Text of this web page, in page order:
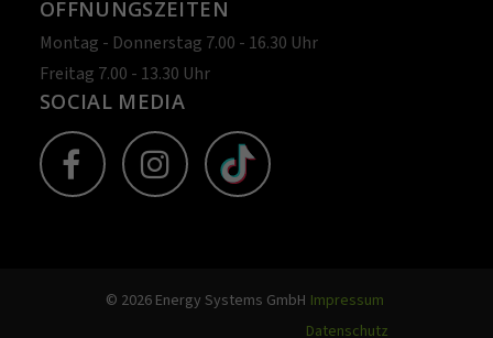
ÖFFNUNGSZEITEN
Montag - Donnerstag 7.00 - 16.30 Uhr
Freitag 7.00 - 13.30 Uhr
SOCIAL MEDIA
© 2026 Energy Systems GmbH Impressum
Datenschutz